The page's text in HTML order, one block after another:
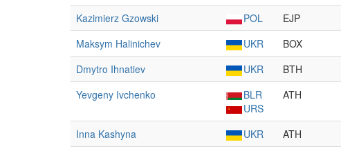
Kazimierz Gzowski POL EJP
Maksym Halinichev
UKR BOX
Dmytro Ihnatiev
UKR BTH
Yevgeny Ivchenko
BLR
URS
ATH
Inna Kashyna UKR ATH